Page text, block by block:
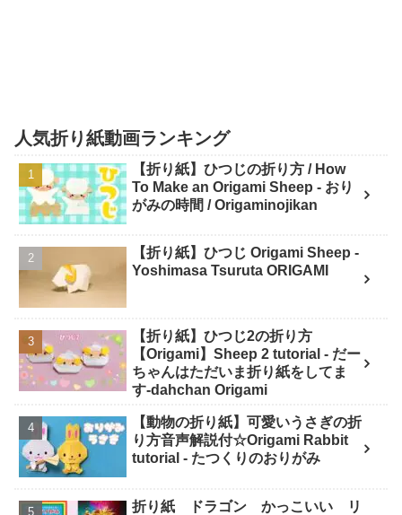
人気折り紙動画ランキング
【折り紙】ひつじの折り方 / How
To Make an Origami Sheep - おり
がみの時間 / Origaminojikan
【折り紙】ひつじ Origami Sheep -
Yoshimasa Tsuruta ORIGAMI
【折り紙】ひつじ2の折り方
【Origami】Sheep 2 tutorial - だー
ちゃんはただいま折り紙をしてま
す-dahchan Origami
【動物の折り紙】可愛いうさぎの折
り方音声解説付☆Origami Rabbit
tutorial - たつくりのおりがみ
折り紙 ドラゴン かっこいい リ